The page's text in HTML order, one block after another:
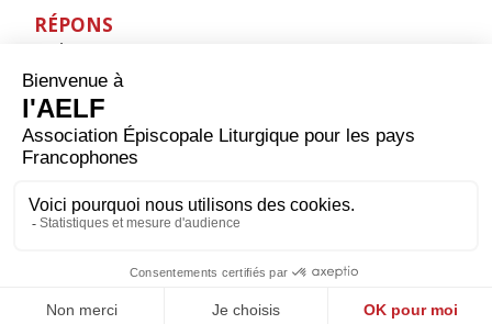
RÉPONS
conduis-moi sur le chemin d'éternité.
ORAISON
Seigneur Jésus Christ, toi qui étendis les bras sur la
croix pour sauver tous les hommes, donne-nous de te
monde l'œuvre de ton amour. Toi qui règnes pour les